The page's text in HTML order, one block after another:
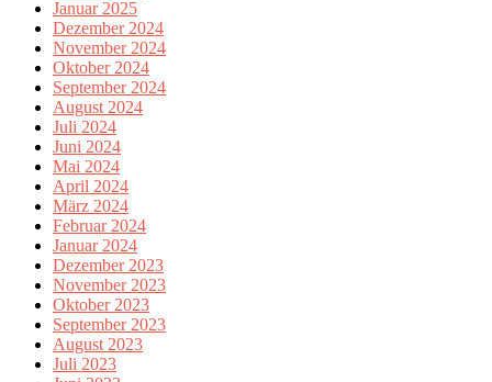
Januar 2025
Dezember 2024
November 2024
Oktober 2024
September 2024
August 2024
Juli 2024
Juni 2024
Mai 2024
April 2024
März 2024
Februar 2024
Januar 2024
Dezember 2023
November 2023
Oktober 2023
September 2023
August 2023
Juli 2023